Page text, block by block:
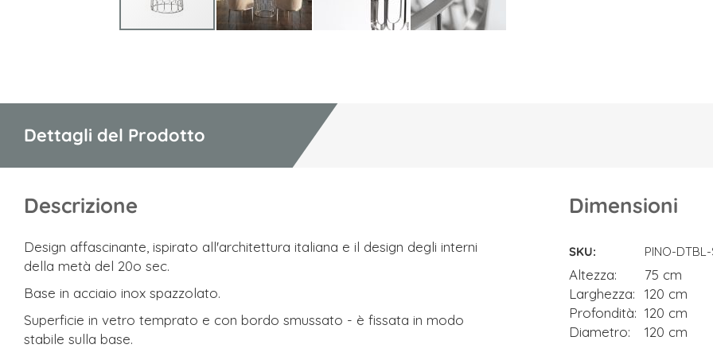
galleria
immagini
Dettagli del Prodotto
Descrizione
Design affascinante, ispirato all'architettura italiana e il design degli interni
della metà del 20o sec.
Base in acciaio inox spazzolato.
Superficie in vetro temprato e con bordo smussato - è fissata in modo
stabile sulla base.
Dimensioni
Dimensioni
SKU PINO-
Altezza
75 cm
Larghezza
120 cm
Profondità
120 cm
Diametro
120 cm